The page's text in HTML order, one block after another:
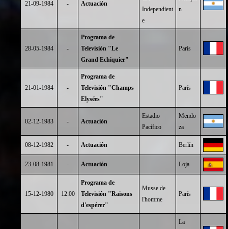
21-09-1984 - Actuación
Independient
e
n
28-05-1984 -
Programa de
Televisión "Le
Grand Echiquier"
París
21-01-1984 -
Programa de
Televisión "Champs
Elysées"
París
02-12-1983 - Actuación
Estadio
Pacífico
Mendo
za
08-12-1982 - Actuación Berlín
23-08-1981 - Actuación Loja
15-12-1980 12:00
Programa de
Televisión "Raisons
d'espérer"
Musse de
l'homme
París
La